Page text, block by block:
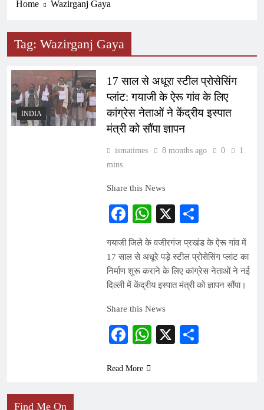
Home Wazirganj Gaya
Tag: Wazirganj Gaya
INDIA
17 साल से अधूरा स्टील प्रोसेसिंग
प्लांट: गयाजी के ऐरू गांव के लिए
कांग्रेस नेताओं ने केंद्रीय इस्पात
मंत्री को सौंपा ज्ञापन
ismatimes 8 months ago 0
1
mins
Share this News
Facebook
WhatsApp
X
गयाजी जिले के वजीरगंज प्रखंड के ऐरू गांव में
17 साल से अधूरे पड़े स्टील प्रोसेसिंग प्लांट का
निर्माण शुरू कराने के लिए कांग्रेस नेताओं ने नई
दिल्ली में केंद्रीय इस्पात मंत्री को ज्ञापन सौंपा।
Share this News
Facebook
WhatsApp
X
Read More
Find Me On